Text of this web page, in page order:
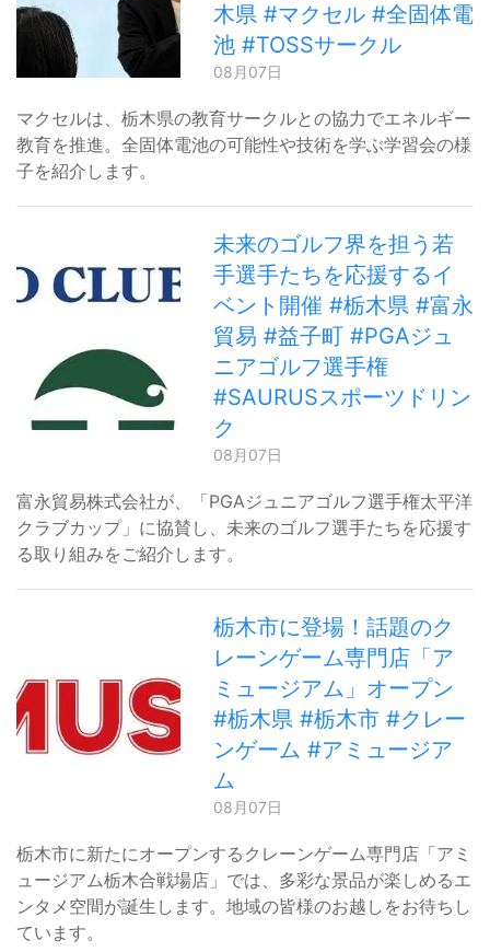
木県 #マクセル #全固体電
池 #TOSSサークル
08月07日
マクセルは、栃木県の教育サークルとの協力でエネルギー
教育を推進。全固体電池の可能性や技術を学ぶ学習会の様
子を紹介します。
未来のゴルフ界を担う若
手選手たちを応援するイ
ベント開催 #栃木県 #富永
貿易 #益子町 #PGAジュ
ニアゴルフ選手権
#SAURUSスポーツドリン
ク
08月07日
富永貿易株式会社が、「PGAジュニアゴルフ選手権太平洋
クラブカップ」に協賛し、未来のゴルフ選手たちを応援す
る取り組みをご紹介します。
栃木市に登場！話題のク
レーンゲーム専門店「ア
ミュージアム」オープン
#栃木県 #栃木市 #クレー
ンゲーム #アミュージア
ム
08月07日
栃木市に新たにオープンするクレーンゲーム専門店「アミ
ュージアム栃木合戦場店」では、多彩な景品が楽しめるエ
ンタメ空間が誕生します。地域の皆様のお越しをお待ちし
ています。